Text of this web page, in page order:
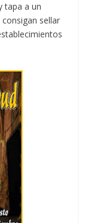
tapa a un
sellar